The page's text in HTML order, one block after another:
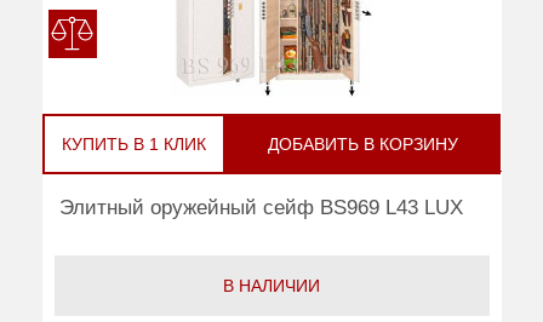
КУПИТЬ В 1 КЛИК ДОБАВИТЬ В КОРЗИНУ
Элитный оружейный сейф BS969 L43 LUX
В НАЛИЧИИ